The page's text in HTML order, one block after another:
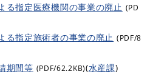
る指定医療機関の事業の廃止 (PD
る指定施術者の事業の廃止 (PDF/8
期間等 (PDF/62.2KB)(水産課)